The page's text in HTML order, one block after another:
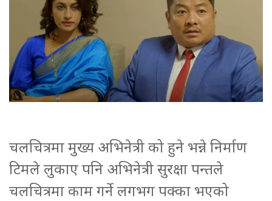
चलचित्रमा मुख्य अभिनेत्री को हुने भन्ने निर्माण
टिमले लुकाए पनि अभिनेत्री सुरक्षा पन्तले
चलचित्रमा काम गर्ने लगभग पक्का भएको